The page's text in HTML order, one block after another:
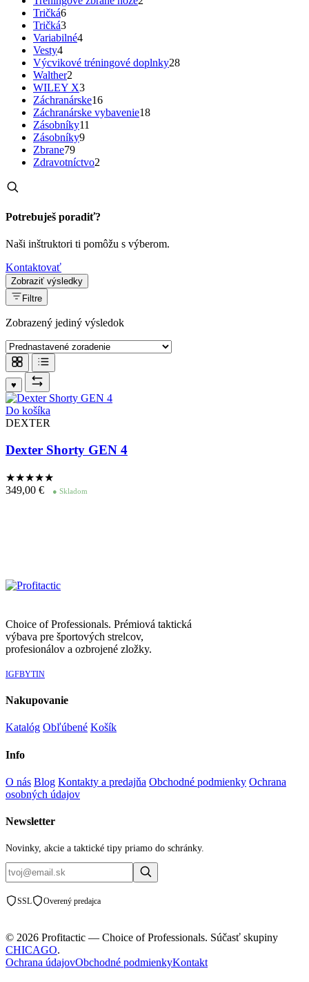
Tričká6
Tričká3
Variabilné4
Vesty4
Výcvikové tréningové doplnky28
Walther2
WILEY X3
Záchranárske16
Záchranárske vybavenie18
Zásobníky11
Zásobníky9
Zbrane79
Zdravotníctvo2
Potrebuješ poradiť?
Naši inštruktori ti pomôžu s výberom.
Kontaktovať
Zobraziť výsledky
Filtre
Zobrazený jediný výsledok
♥
Do košíka
DEXTER
Dexter Shorty GEN 4
★★★★★
349,00 € ● Skladom
Choice of Professionals. Prémiová taktická
výbava pre športových strelcov,
profesionálov a ozbrojené zložky.
IGFBYTIN
Nakupovanie
Katalóg Obľúbené Košík
Info
O nás Blog Kontakty a predajňa Obchodné podmienky Ochrana
osobných údajov
Newsletter
Novinky, akcie a taktické tipy priamo do schránky.
SSL Overený predajca
© 2026 Profitactic — Choice of Professionals. Súčasť skupiny
CHICAGO.
Ochrana údajovObchodné podmienkyKontakt